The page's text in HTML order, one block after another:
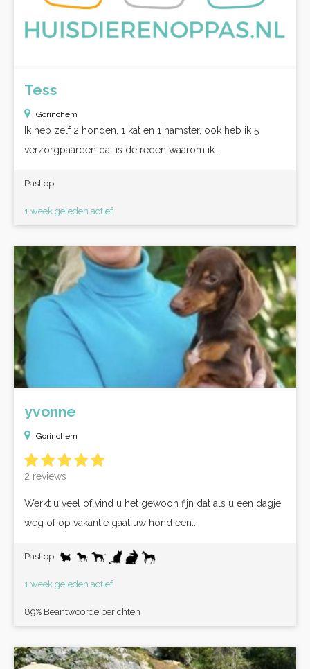
Tess
Gorinchem
Ik heb zelf 2 honden, 1 kat en 1 hamster, ook heb ik 5
verzorgpaarden dat is de reden waarom ik...
Past op:
1 week geleden actief
yvonne
Gorinchem
2 reviews
Werkt u veel of vind u het gewoon fijn dat als u een dagje
weg of op vakantie gaat uw hond een...
Past op:
1 week geleden actief
89% Beantwoorde berichten